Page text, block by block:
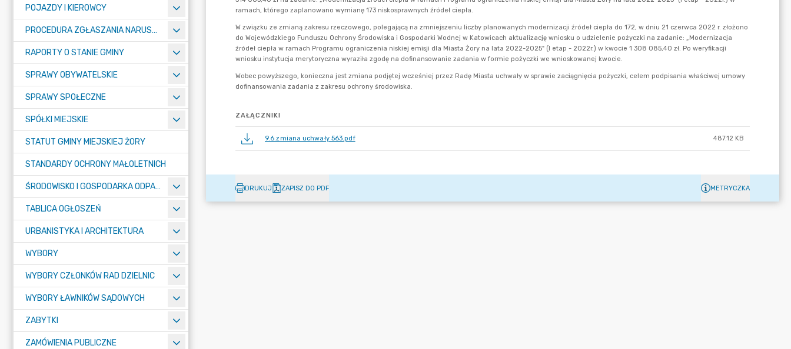
POJAZDY I KIEROWCY
PROCEDURA ZGŁASZANIA NARUSZEŃ PRAWA
RAPORTY O STANIE GMINY
SPRAWY OBYWATELSKIE
SPRAWY SPOŁECZNE
SPÓŁKI MIEJSKIE
STATUT GMINY MIEJSKIEJ ŻORY
STANDARDY OCHRONY MAŁOLETNICH
ŚRODOWISKO I GOSPODARKA ODPADAMI
TABLICA OGŁOSZEŃ
URBANISTYKA I ARCHITEKTURA
WYBORY
WYBORY CZŁONKÓW RAD DZIELNIC
WYBORY ŁAWNIKÓW SĄDOWYCH
ZABYTKI
ZAMÓWIENIA PUBLICZNE
ZAŁĄCZNIKI
9.6.zmiana uchwały 563.pdf 487.12 KB
DRUKUJ ZAPISZ DO PDF METRYCZKA